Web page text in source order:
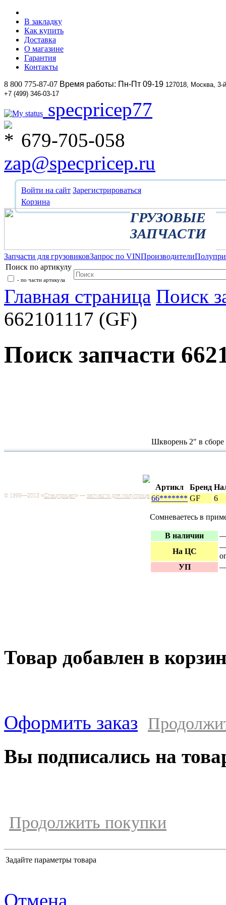
В закладку
Как купить
Доставка
О магазине
Гарантия
Контакты
8 800 775-87-07 Время работы: Пн-Пт 09-19 127018, Москва,
+7 (499) 346-03-17
specpricep77
679-705-058
zap@specpricep.ru
Войти на сайт Зарегистрироваться
Корзина
ГРУЗОВЫЕ
ЗАПЧАСТИ
Запчасти для грузовиковЗапрос по VINПроизводители
Поиск по артикулу
- по части артикула
Главная страница Поиск
662101117 (GF)
Поиск запчасти
Шкворень 2" в сборе
Артикл Бренд
66******* GF 6
Сомневаетесь в
В наличии
—
На ЦС
—
УП
—
© 1999—2013 «Спецприцеп» — запчасти для полуприцепов
Товар добавлен в
Оформить заказ
Вы подписались на
Продолжить покупки
Задайте параметры товара
Отмена